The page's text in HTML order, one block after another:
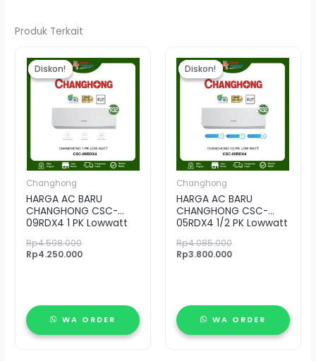
Produk Terkait
Diskon!
Diskon!
Changhong
HARGA AC BARU
CHANGHONG CSC-
09RDX4 1 PK Lowwatt
Rp4.598.000
aslinya
adalah:
Rp4.598.000.
Rp4.250.000
saat
ini
adalah:
Rp4.250.000.
WA ORDER
Diskon!
Diskon!
Changhong
HARGA AC BARU
CHANGHONG CSC-
05RDX4 1/2 PK Lowwatt
Rp4.085.000
aslinya
adalah:
Rp4.085.000.
Rp3.800.000
saat
ini
adalah:
Rp3.800.000.
WA ORDER